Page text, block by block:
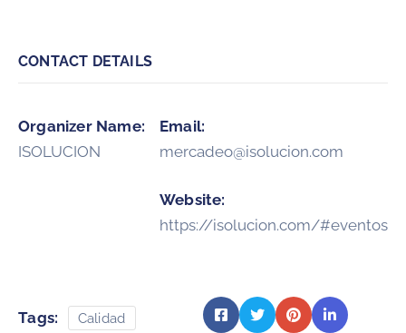
CONTACT DETAILS
Organizer Name:
ISOLUCION
Email:
mercadeo@isolucion.com
Website:
https://isolucion.com/#eventos
Tags: Calidad